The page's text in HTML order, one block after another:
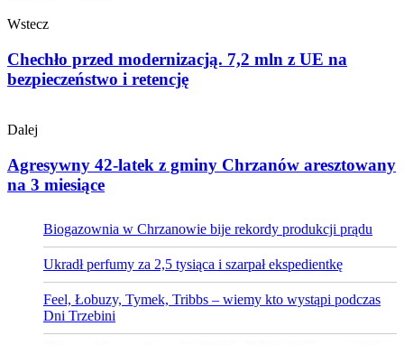
Wstecz
Chechło przed modernizacją. 7,2 mln z UE na
bezpieczeństwo i retencję
Dalej
Agresywny 42-latek z gminy Chrzanów aresztowany
na 3 miesiące
Biogazownia w Chrzanowie bije rekordy produkcji prądu
Ukradł perfumy za 2,5 tysiąca i szarpał ekspedientkę
Feel, Łobuzy, Tymek, Tribbs – wiemy kto wystąpi podczas
Dni Trzebini